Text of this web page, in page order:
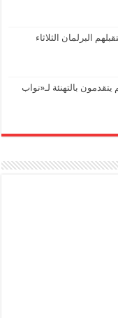
نائب يستقبلهم البرلمان الثلاثاء
بالتهنئة لـ«نواب